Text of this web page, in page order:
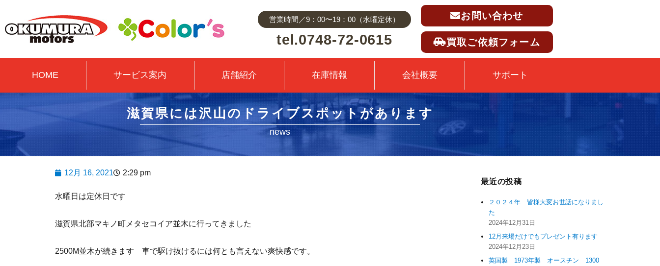
営業時間／9：00〜19：00（水曜定休）
tel.0748-72-0615
お問い合わせ
買取ご依頼フォーム
HOME サービス案内 店舗紹介 在庫情報 会社概要 サポート
滋賀県には沢山のドライブスポットがあります
news
12月 16, 2021 2:29 pm
水曜日は定休日です
滋賀県北部マキノ町メタセコイア並木に行ってきました
2500M並木が続きます 車で駆け抜けるには何とも言えない爽快感です。
最近の投稿
２０２４年 皆様大変お世話になりまし
た
2024年12月31日
12月来場だけでもプレゼント有ります
2024年12月23日
英国製 1973年製 オースチン 1300